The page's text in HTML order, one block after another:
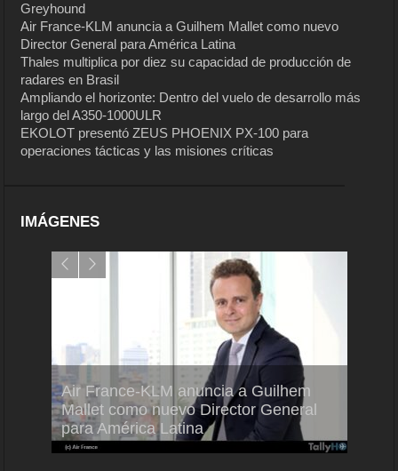
Greyhound
Air France-KLM anuncia a Guilhem Mallet como nuevo
Director General para América Latina
Thales multiplica por diez su capacidad de producción de
radares en Brasil
Ampliando el horizonte: Dentro del vuelo de desarrollo más
largo del A350-1000ULR
EKOLOT presentó ZEUS PHOENIX PX-100 para
operaciones tácticas y las misiones críticas
IMÁGENES
Air France-KLM anuncia a Guilhem
Mallet como nuevo Director General
para América Latina